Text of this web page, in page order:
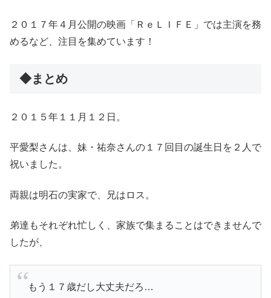
２０１７年４月公開の映画「ＲｅＬＩＦＥ」では主演を務
めるなど、注目を集めています！
◆まとめ
２０１５年１１月１２日。
平愛梨さんは、妹・祐奈さんの１７回目の誕生日を２人で
祝いました。
両親は明石の実家で、兄はロス。
弟達もそれぞれ忙しく、家族で集まることはできませんで
したが、
もう１７歳だし大丈夫だろ…